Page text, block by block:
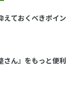
えておくべきポイン
さん』をもっと便利